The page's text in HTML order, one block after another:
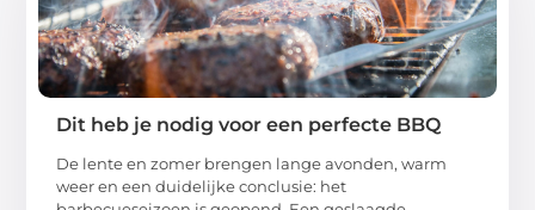
Dit heb je nodig voor een perfecte BBQ
De lente en zomer brengen lange avonden, warm
weer en een duidelijke conclusie: het